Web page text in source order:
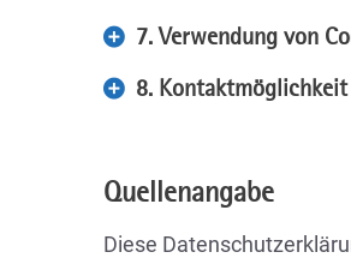
7. Verwendung von
8.
Quellenangabe
Diese